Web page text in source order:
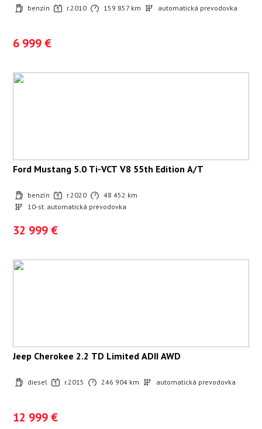
benzín r.2010 159 857 km automatická prevodovka
6 999 €
Ford Mustang 5.0 Ti-VCT V8 55th Edition A/T
benzín r.2020
48 452 km
10-st. automatická prevodovka
32 999 €
Jeep Cherokee 2.2 TD Limited ADII AWD
diesel r.2015 246 904 km automatická prevodovka
12 999 €